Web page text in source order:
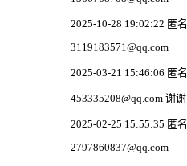
2025-10-28 19:02:22 匿名
3119183571@qq.com
2025-03-21 15:46:06 匿名
453335208@qq.com 谢谢
2025-02-25 15:55:35 匿名
2797860837@qq.com